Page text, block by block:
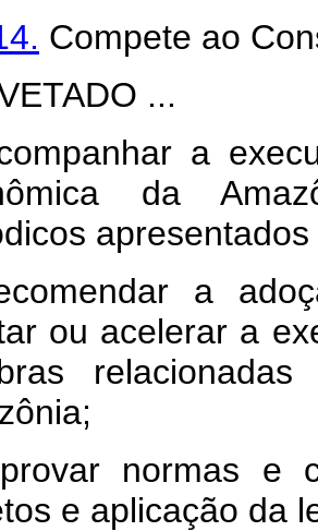
Compete ao
...
a
da
a
ou acelerar a
normas e
e aplicação da